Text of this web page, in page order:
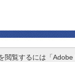
閲覧するには「